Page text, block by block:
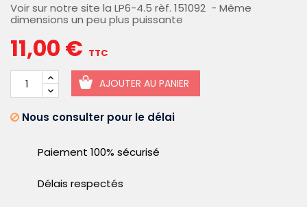
Voir sur notre site la LP6-4.5 rèf. 151092 - Même
dimensions un peu plus puissante
11,00 € TTC
AJOUTER AU PANIER
Nous consulter pour le délai
Paiement 100% sécurisé
Délais respectés